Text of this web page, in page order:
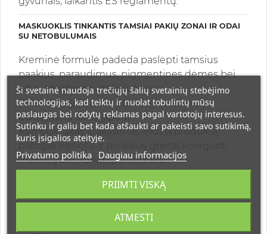
MASKUOKLIS TINKANTIS TAMSIAI PAKIŲ ZONAI IR ODAI
SU NETOBULUMAIS
Kreminė formulė padeda paslėpti tamsius
paakius, paraudimus, pigmentines dėmes bei
kitus smulkius netobulumus.
Suteikia tolygų odos atspalvį ir sveikos,
pailsėjusios odos įspūdį.
Kompaktiškas įpakavimas leidžia produktą
patogiai nešiotis ir prireikus greitai koreguoti
makiažą bet kuriuo paros metu.
DRĖKINANTIS MASKUOKLIS, KURIS NEIŠSAUSINA ODOS
zoną, nesukeldama tempimo ar sausumo
Ši svetainė naudoja trečiųjų šalių svetainių stebėjimo
technologijas, kad teiktų ir nuolat tobulintų mūsų
paslaugas bei rodytų reklamas pagal vartotojų interesus.
Sutinku ir galiu bet kada atšaukti ar pakeisti savo sutikimą,
kuris įsigalios ateityje.
Privatumo politika Daugiau informacijos
ATMESTI
PRIIMTI VISKĄ